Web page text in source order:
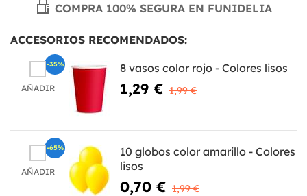
COMPRA 100% SEGURA EN FUNIDELIA
ACCESORIOS RECOMENDADOS:
AÑADIR
8 vasos color rojo - Colores lisos
1,29 € 1,99 €
-35%
AÑADIR
10 globos color amarillo - Colores
lisos
0,70 € 1,99 €
-65%